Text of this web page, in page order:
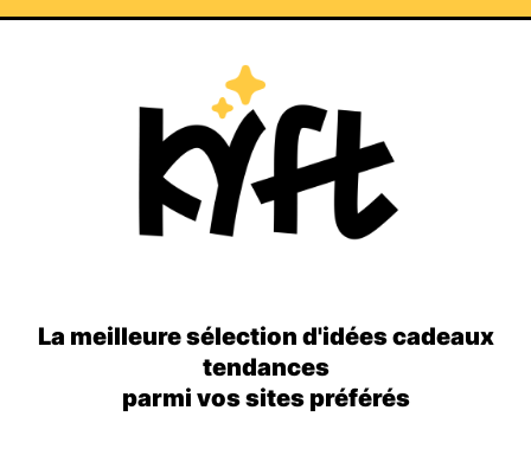
La meilleure sélection d'idées cadeaux
tendances
parmi vos sites préférés